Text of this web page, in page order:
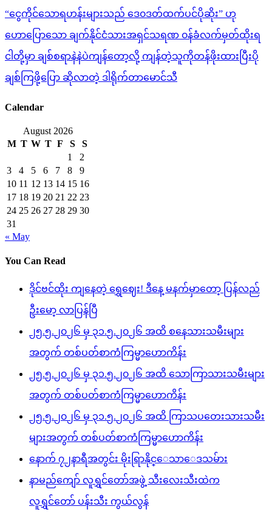
Post
navigation
“ငွေကိုင်သောရဟန်းများသည် ဒေ၀ဒတ်ထက်ပင်ပိုဆိုး” ဟု
ဟောပြောသော ချက်နိုင်ငံသားအရှင်သရဏ ၀န်ခံလက်မှတ်ထိုးရ
ငါတို့မှာ ချစ်စရာနဲနဲပဲကျန်တော့လို့ ကျန်တဲ့သူကိုတန်ဖိုးထားပြီးပို
ချစ်ကြဖို့ပြော ဆိုလာတဲ့ ဒါရိုက်တာမောင်သီ
Calendar
August 2026
M T W T F S
S
1
2
3
4 5 6 7 8
9
10 11 12 13 14 15 16
17 18 19 20 21 22 23
24 25 26 27 28 29 30
31
« May
You Can Read
ဒိုင်ဗင်ထိုး ကျနေတဲ့ ရွှေဈေး! ဒီနေ့ မနက်မှာတော့ ပြန်လည်
ဦးမော့ လာပြန်ပြီ
၂၅.၅.၂၀၂၆ မှ ၃၁.၅.၂၀၂၆ အထိ စနေသားသမီးများ
အတွက် တစ်ပတ်စာကံကြမ္မာဟောကိန်း
၂၅.၅.၂၀၂၆ မှ ၃၁.၅.၂၀၂၆ အထိ သောကြာသားသမီးများ
အတွက် တစ်ပတ်စာကံကြမ္မာဟောကိန်း
၂၅.၅.၂၀၂၆ မှ ၃၁.၅.၂၀၂၆ အထိ ကြာသပတေးသားသမီး
များအတွက် တစ်ပတ်စာကံကြမ္မာဟောကိန်း
နောက် ၇၂နာရီအတွင်း မိုးရြာနိုင္ေသာေဒသမ်ား
နာမည်ကျော် လူရွှင်တော်အဖွဲ့ သီးလေးသီးထဲက
လူရွှင်တော် ပန်းသီး ကွယ်လွန်